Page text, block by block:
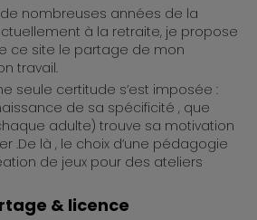
nombreuses années de la
à la retraite, je propose
ce site le partage de mon
travail.
seule certitude s’est imposée :
de sa spécificité , que
adulte) trouve sa motivation
.De là , le choix d’une pédagogie
de jeux pour des ateliers
& licence